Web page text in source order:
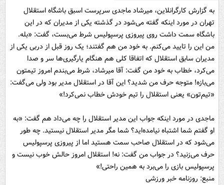
به گزارش کارگرانلاین، میرشاد ماجدی سرپرست اسبق باشگاه استقلال
تهران در مورد اینکه گفته می‌شود در گذشته یکی از مدیران که در این
باشگاه سمت داشت روی پیروزی پرسپولیس شرط می‌بست، گفت: «بله.
من این را تایید می‌کنم. به خود من هم گفتند؛ یک روز قبل از دربی یکی از
مدیران سابق استقلال که اتفاقا کلی هم هنگام یارگیری‌ها سر و صدا
می‌کرد، خطاب به خود من گفت: آقا میرشاد، شرط می‌بندم امروز تیمتون
می‌بازه! متوجه حرف من شدید؟ این آقا در استقلال مدیر بود ولی می‌گفت:
«تیم‌تون» یعنی استقلال را تیم خودش خطاب نمی‌کرد!»
ماجدی در مورد اینکه جواب این مدیر استقلال را چه می‌داد هم گفت: «به
او گفتم شما اشتباه نیامده‌اید؟ شما مگر مدیر استقلال نیستید. چه طور
می‌شود که در استقلال صاحب سمت هستید اما از پیروزی پرسپولیس
حرف می‌زنید؟ در جواب من گفت: نه! استقلال امروز حالش خوب نیست و
پرسپولیس بازی را می‌برد به همین راحتی!»
منبع: روزنامه خبر ورزشی